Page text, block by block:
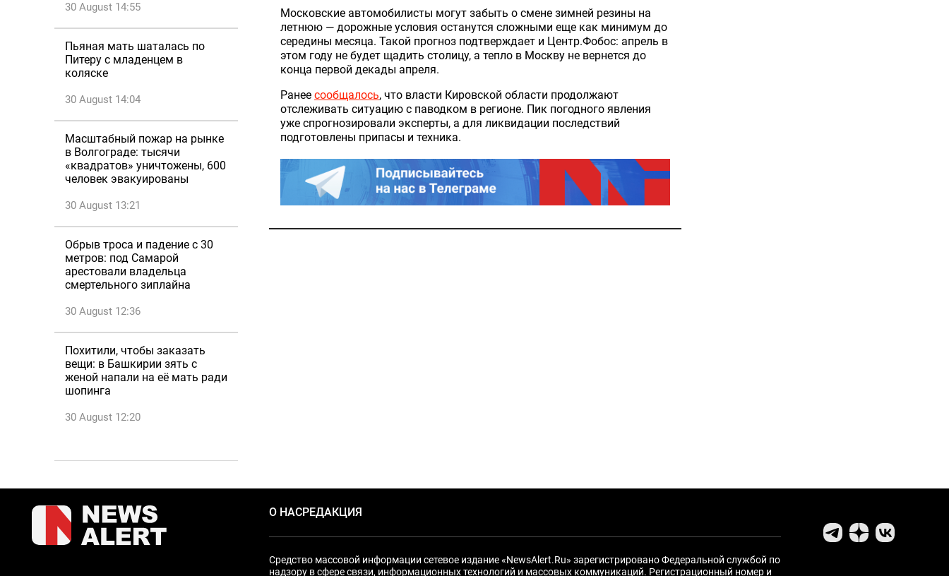
30 August 14:55
Пьяная мать шаталась по
Питеру с младенцем в
коляске
30 August 14:04
Масштабный пожар на рынке
в Волгограде: тысячи
«квадратов» уничтожены, 600
человек эвакуированы
30 August 13:21
Обрыв троса и падение с 30
метров: под Самарой
арестовали владельца
смертельного зиплайна
30 August 12:36
Похитили, чтобы заказать
вещи: в Башкирии зять с
женой напали на её мать ради
шопинга
30 August 12:20
Московские автомобилисты могут забыть о смене зимней резины на
летнюю — дорожные условия останутся сложными еще как минимум до
середины месяца. Такой прогноз подтверждает и Центр.Фобос: апрель в
этом году не будет щадить столицу, а тепло в Москву не вернется до
конца первой декады апреля.
Ранее сообщалось, что власти Кировской области продолжают
отслеживать ситуацию с паводком в регионе. Пик погодного явления
уже спрогнозировали эксперты, а для ликвидации последствий
подготовлены припасы и техника.
О НАСРЕДАКЦИЯ
Средство массовой информации сетевое издание «NewsAlert.Ru» зарегистрировано Федеральной службой по
надзору в сфере связи, информационных технологий и массовых коммуникаций. Регистрационный номер и